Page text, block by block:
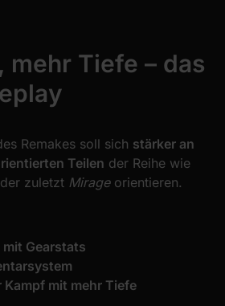
mehr Tiefe – das
Remakes soll sich stärker an
Teilen der Reihe wie
zuletzt Mirageorientieren.
Gearstats
Kampf mit mehr Tiefe